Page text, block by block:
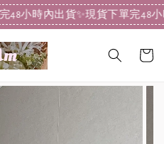
小時內出貨✨現貨下單完48小